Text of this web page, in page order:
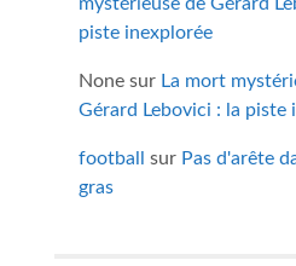
piste inexplorée
None sur La mort
Gérard Lebovici : la piste
football sur Pas d'arête
gras